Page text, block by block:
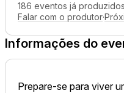
186 eventos já
Falar com o produtor·
Informações do
Prepare-se para viver